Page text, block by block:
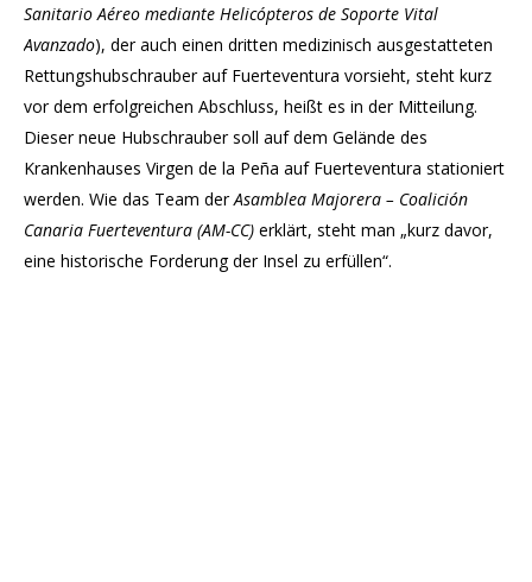
Sanitario Aéreo mediante Helicópteros de Soporte Vital
Avanzado), der auch einen dritten medizinisch ausgestatteten
Rettungshubschrauber auf Fuerteventura vorsieht, steht kurz
vor dem erfolgreichen Abschluss, heißt es in der Mitteilung.
Dieser neue Hubschrauber soll auf dem Gelände des
Krankenhauses Virgen de la Peña auf Fuerteventura stationiert
werden. Wie das Team derAsamblea Majorera – Coalición
Canaria Fuerteventura (AM-CC) erklärt, steht man „kurz davor,
eine historische Forderung der Insel zu erfüllen“.